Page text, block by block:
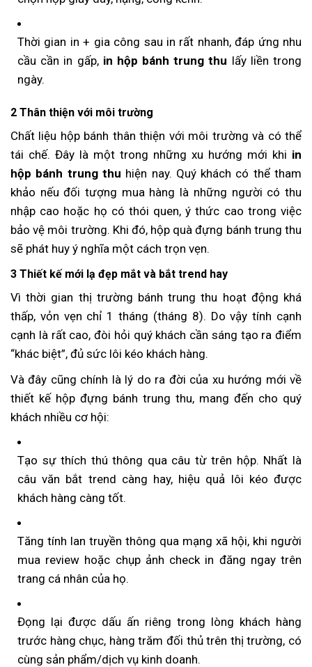
Thời gian in + gia công sau in rất nhanh, đáp ứng nhu
cầu cần in gấp, in hộp bánh trung thu lấy liền trong
ngày.
2 Thân thiện với môi trường
Chất liệu hộp bánh thân thiện với môi trường và có thể
tái chế. Đây là một trong những xu hướng mới khi in
hộp bánh trung thu hiện nay. Quý khách có thể tham
khảo nếu đối tượng mua hàng là những người có thu
nhập cao hoặc họ có thói quen, ý thức cao trong việc
bảo vệ môi trường. Khi đó, hộp quà đựng bánh trung thu
sẽ phát huy ý nghĩa một cách trọn vẹn.
3 Thiết kế mới lạ đẹp mắt và bắt trend hay
Vì thời gian thị trường bánh trung thu hoạt động khá
thấp, vỏn vẹn chỉ 1 tháng (tháng 8). Do vậy tính cạnh
cạnh là rất cao, đòi hỏi quý khách cần sáng tạo ra điểm
“khác biệt”, đủ sức lôi kéo khách hàng.
Và đây cũng chính là lý do ra đời của xu hướng mới về
thiết kế hộp đựng bánh trung thu, mang đến cho quý
khách nhiều cơ hội:
Tạo sự thích thú thông qua câu từ trên hộp. Nhất là
câu văn bắt trend càng hay, hiệu quả lôi kéo được
khách hàng càng tốt.
Tăng tính lan truyền thông qua mạng xã hội, khi người
mua review hoặc chụp ảnh check in đăng ngay trên
trang cá nhân của họ.
Đọng lại được dấu ấn riêng trong lòng khách hàng
trước hàng chục, hàng trăm đối thủ trên thị trường, có
cùng sản phẩm/dịch vụ kinh doanh.